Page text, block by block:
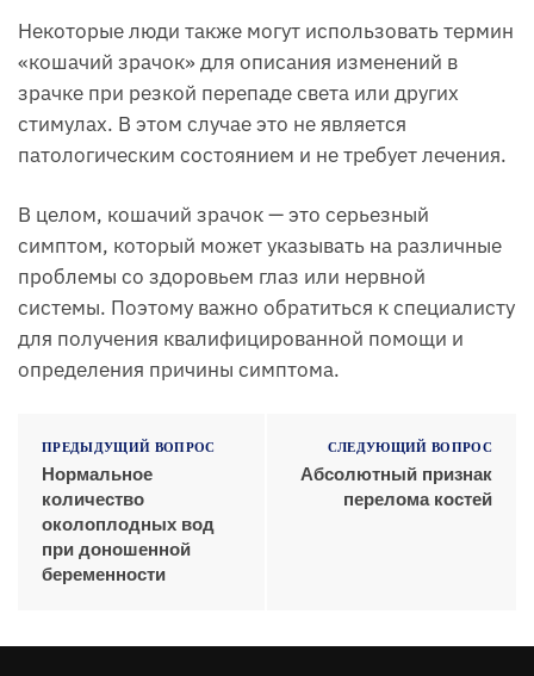
Некоторые люди также могут использовать термин
«кошачий зрачок» для описания изменений в
зрачке при резкой перепаде света или других
стимулах. В этом случае это не является
патологическим состоянием и не требует лечения.
В целом, кошачий зрачок — это серьезный
симптом, который может указывать на различные
проблемы со здоровьем глаз или нервной
системы. Поэтому важно обратиться к специалисту
для получения квалифицированной помощи и
определения причины симптома.
ПРЕДЫДУЩИЙ ВОПРОС
Нормальное
количество
околоплодных вод
при доношенной
беременности
СЛЕДУЮЩИЙ ВОПРОС
Абсолютный признак
перелома костей